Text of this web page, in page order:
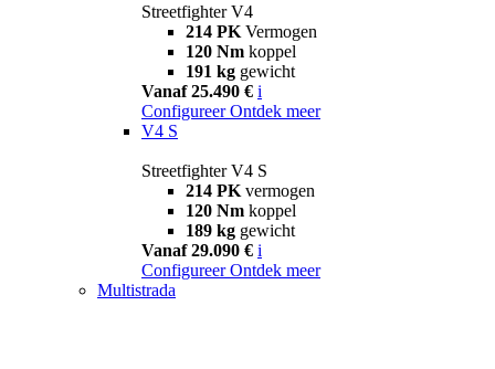
Streetfighter V4
214 PK Vermogen
120 Nm koppel
191 kg gewicht
Vanaf 25.490 € i
Configureer Ontdek meer
V4 S
Streetfighter V4 S
214 PK vermogen
120 Nm koppel
189 kg gewicht
Vanaf 29.090 € i
Configureer Ontdek meer
Multistrada